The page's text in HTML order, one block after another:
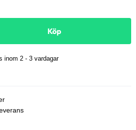
Köp
2 - 3 vardagar